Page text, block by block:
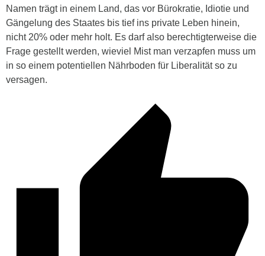
Namen trägt in einem Land, das vor Bürokratie, Idiotie und
Gängelung des Staates bis tief ins private Leben hinein,
nicht 20% oder mehr holt. Es darf also berechtigterweise die
Frage gestellt werden, wieviel Mist man verzapfen muss um
in so einem potentiellen Nährboden für Liberalität so zu
versagen.